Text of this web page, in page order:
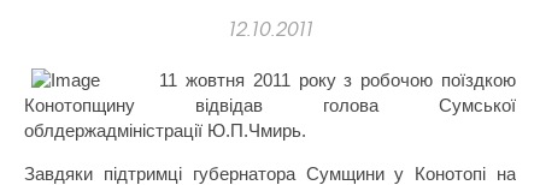
12.10.2011
11 жовтня 2011 року з робочою поїздкою
Конотопщину відвідав голова Сумської
облдержадміністрації Ю.П.Чмирь.
Завдяки підтримці губернатора Сумщини у Конотопі на